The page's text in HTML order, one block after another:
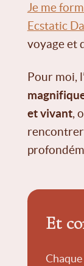
Je me
Ecstatic
voyage et
Pour moi,
et vivant,
rencontrer
Et